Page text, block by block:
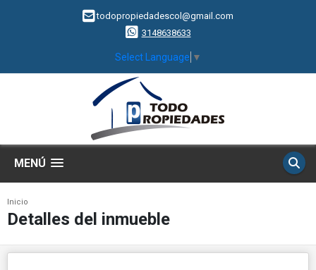
todopropiedadescol@gmail.com
3148638633
Select Language ▼
MENÚ
Inicio
Detalles del inmueble